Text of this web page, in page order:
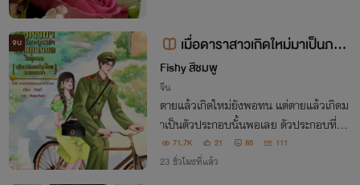
จบ
เมื่อดาราสาวเกิดใหม่มาเป็นภรร
ยาที่ถูกหย่าของคุณหมอในยุค80 (พ
ร้อมระบบสมุนไพรหมอเทวดา)
Fishy สีชมพู
จีน
ตายแล้วเกิดใหม่ยังพอทน แต่ตายแล้วเกิดม
าเป็นตัวประกอบนั้นพอเลย ตัวประกอบที่ต้อ
งตายเพราะไปแยกคู่รักออกจากกัน ในเมื่อรู้ว่
าต้องตายในตอนจบ แล้วเธอจะโง่ไปแยกเขา
71.7K 21 85 111
23 ชั่วโมงที่แล้ว